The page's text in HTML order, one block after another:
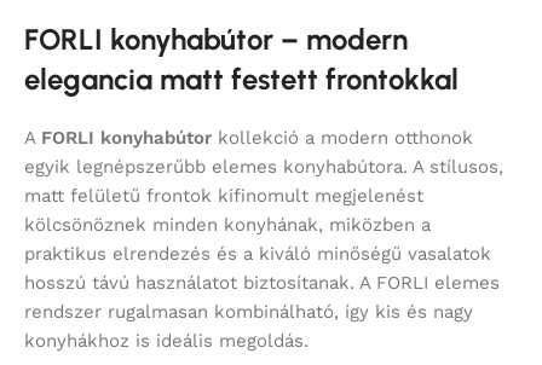
FORLI konyhabútor – modern
elegancia matt festett frontokkal
A FORLI konyhabútor kollekció a modern otthonok
egyik legnépszerűbb elemes konyhabútora. A stílusos,
matt felületű frontok kifinomult megjelenést
kölcsönöznek minden konyhának, miközben a
praktikus elrendezés és a kiváló minőségű vasalatok
hosszú távú használatot biztosítanak. A FORLI elemes
rendszer rugalmasan kombinálható, így kis és nagy
konyhákhoz is ideális megoldás.